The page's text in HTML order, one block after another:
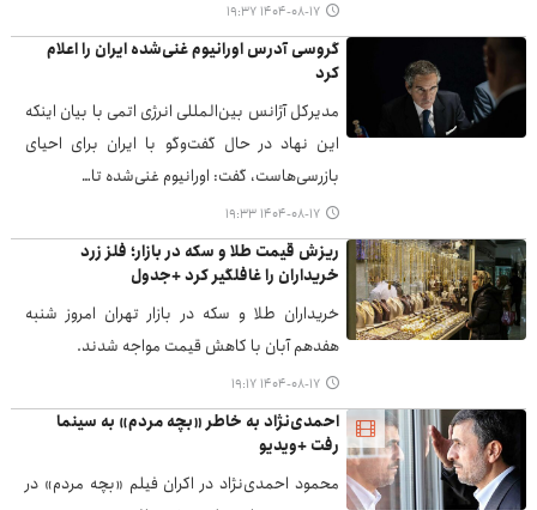
۱۴۰۴-۰۸-۱۷ ۱۹:۳۷
گروسی آدرس اورانیوم غنی‌شده ایران را اعلام
کرد
مدیرکل آژانس بین‌المللی انرژی اتمی با بیان اینکه
این نهاد در حال گفت‌وگو با ایران برای احیای
بازرسی‌هاست، گفت: اورانیوم غنی‌شده تا…
۱۴۰۴-۰۸-۱۷ ۱۹:۳۳
ریزش قیمت طلا و سکه در بازار؛ فلز زرد
خریداران را غافلگیر کرد +جدول
خریداران طلا و سکه در بازار تهران امروز شنبه
هفدهم آبان با کاهش قیمت مواجه شدند.
۱۴۰۴-۰۸-۱۷ ۱۹:۱۷
احمدی‌نژاد به خاطر «بچه مردم» به سینما
رفت +ویدیو
محمود احمدی‌‎نژاد در اکران فیلم «بچه مردم» در